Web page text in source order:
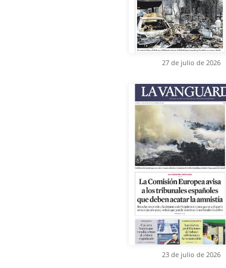
27 de julio de 2026
23 de julio de 2026